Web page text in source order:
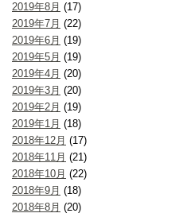
2019年8月 (17)
2019年7月 (22)
2019年6月 (19)
2019年5月 (19)
2019年4月 (20)
2019年3月 (20)
2019年2月 (19)
2019年1月 (18)
2018年12月 (17)
2018年11月 (21)
2018年10月 (22)
2018年9月 (18)
2018年8月 (20)